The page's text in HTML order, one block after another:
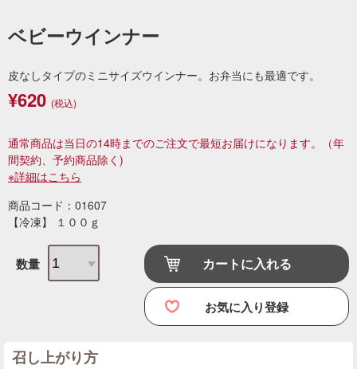
ベビーウインナー
皮なしタイプのミニサイズウインナー。お弁当にも最適です。
¥620 (税込)
通常商品は当日の14時までのご注文で最短お届けになります。
（年
間契約、予約商品除く)
※詳細はこちら
商品コード：01607
【冷凍】 １００ｇ
数量 カートに入れる
お気に入り登録
召し上がり方